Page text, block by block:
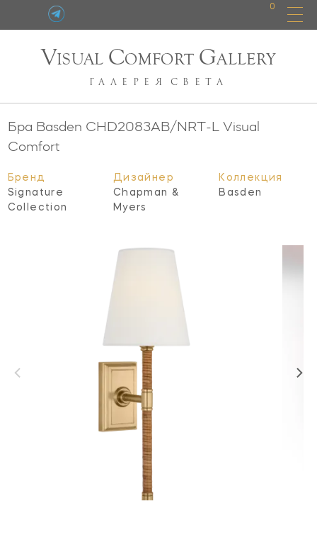
0
VISUAL COMFORT GALLERY
ГАЛЕРЕЯ СВЕТА
Бра Basden CHD2083AB/NRT-L
Visual
Comfort
Бренд
Signature
Collection
Дизайнер
Chapman &
Myers
Коллекция
Basden